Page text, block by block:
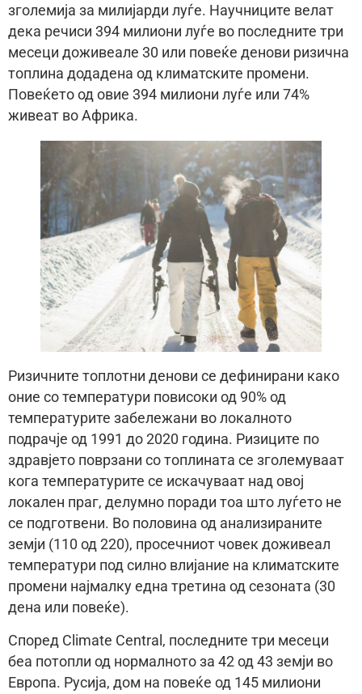
зголемија за милијарди луѓе. Научниците велат
дека речиси 394 милиони луѓе во последните три
месеци доживеале 30 или повеќе денови ризична
топлина додадена од климатските промени.
Повеќето од овие 394 милиони луѓе или 74%
живеат во Африка.
Ризичните топлотни денови се дефинирани како
оние со температури повисоки од 90% од
температурите забележани во локалното
подрачје од 1991 до 2020 година. Ризиците по
здравјето поврзани со топлината се зголемуваат
кога температурите се искачуваат над овој
локален праг, делумно поради тоа што луѓето не
се подготвени. Во половина од анализираните
земји (110 од 220), просечниот човек доживеал
температури под силно влијание на климатските
промени најмалку една третина од сезоната (30
дена или повеќе).
Според Climate Central, последните три месеци
беа потопли од нормалното за 42 од 43 земји во
Европа. Русија, дом на повеќе од 145 милиони